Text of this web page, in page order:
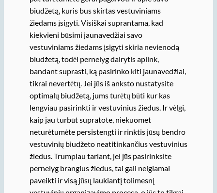
biudžetą, kuris bus skirtas vestuviniams
žiedams įsigyti. Visiškai suprantama, kad
kiekvieni būsimi jaunavedžiai savo
vestuviniams žiedams įsigyti skiria nevienodą
biudžetą, todėl pernelyg dairytis aplink,
bandant suprasti, ką pasirinko kiti jaunavedžiai,
tikrai nevertėtų. Jei jūs iš anksto nustatysite
optimalų biudžetą, jums turėtų būti kur kas
lengviau pasirinkti ir vestuvinius žiedus. Ir vėlgi,
kaip jau turbūt supratote, niekuomet
neturėtumėte persistengti ir rinktis jūsų bendro
vestuvinių biudžeto neatitinkančius vestuvinius
žiedus. Trumpiau tariant, jei jūs pasirinksite
pernelyg brangius žiedus, tai gali neigiamai
paveikti ir visą jūsų laukiantį tolimesnį